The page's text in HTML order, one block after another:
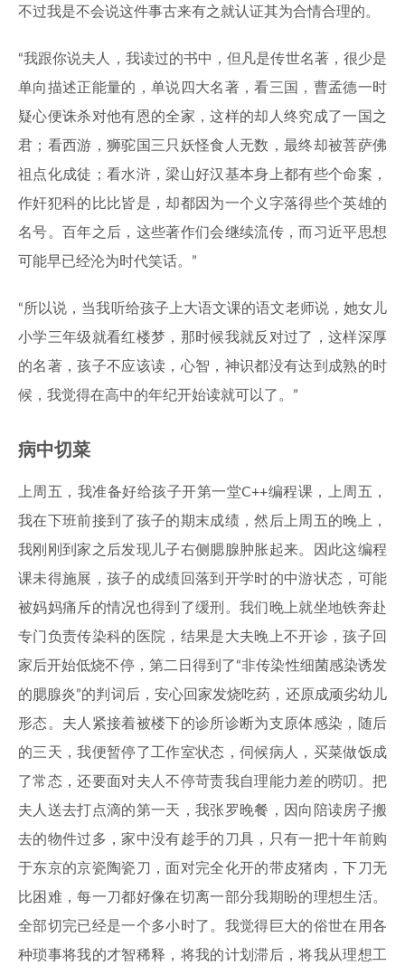
不过我是不会说这件事古来有之就认证其为合情合理的。
“我跟你说夫人，我读过的书中，但凡是传世名著，很少是
单向描述正能量的，单说四大名著，看三国，曹孟德一时
疑心便诛杀对他有恩的全家，这样的却人终究成了一国之
君；看西游，狮驼国三只妖怪食人无数，最终却被菩萨佛
祖点化成徒；看水浒，梁山好汉基本身上都有些个命案，
作奸犯科的比比皆是，却都因为一个义字落得些个英雄的
名号。百年之后，这些著作们会继续流传，而习近平思想
可能早已经沦为时代笑话。”
“所以说，当我听给孩子上大语文课的语文老师说，她女儿
小学三年级就看红楼梦，那时候我就反对过了，这样深厚
的名著，孩子不应该读，心智，神识都没有达到成熟的时
候，我觉得在高中的年纪开始读就可以了。”
病中切菜
上周五，我准备好给孩子开第一堂C++编程课，上周五，
我在下班前接到了孩子的期末成绩，然后上周五的晚上，
我刚刚到家之后发现儿子右侧腮腺肿胀起来。因此这编程
课未得施展，孩子的成绩回落到开学时的中游状态，可能
被妈妈痛斥的情况也得到了缓刑。我们晚上就坐地铁奔赴
专门负责传染科的医院，结果是大夫晚上不开诊，孩子回
家后开始低烧不停，第二日得到了“非传染性细菌感染诱发
的腮腺炎”的判词后，安心回家发烧吃药，还原成顽劣幼儿
形态。夫人紧接着被楼下的诊所诊断为支原体感染，随后
的三天，我便暂停了工作室状态，伺候病人，买菜做饭成
了常态，还要面对夫人不停苛责我自理能力差的唠叨。把
夫人送去打点滴的第一天，我张罗晚餐，因向陪读房子搬
去的物件过多，家中没有趁手的刀具，只有一把十年前购
于东京的京瓷陶瓷刀，面对完全化开的带皮猪肉，下刀无
比困难，每一刀都好像在切离一部分我期盼的理想生活。
全部切完已经是一个多小时了。我觉得巨大的俗世在用各
种琐事将我的才智稀释，将我的计划滞后，将我从理想工